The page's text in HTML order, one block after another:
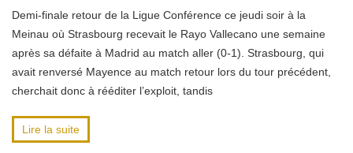
Demi-finale retour de la Ligue Conférence ce jeudi soir à la
Meinau où Strasbourg recevait le Rayo Vallecano une semaine
après sa défaite à Madrid au match aller (0-1). Strasbourg, qui
avait renversé Mayence au match retour lors du tour précédent,
cherchait donc à rééditer l’exploit, tandis
Lire la suite